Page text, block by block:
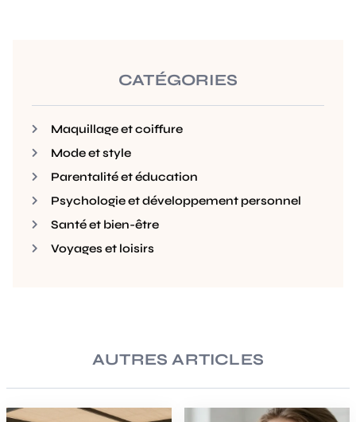
CATÉGORIES
Maquillage et coiffure
Mode et style
Parentalité et éducation
Psychologie et développement personnel
Santé et bien-être
Voyages et loisirs
AUTRES ARTICLES